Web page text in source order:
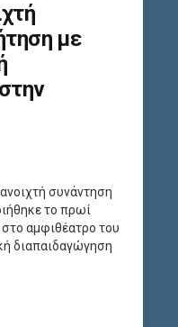
με
συνάντηση
το πρωί
αμφιθέατρο του
διαπαιδαγώγηση